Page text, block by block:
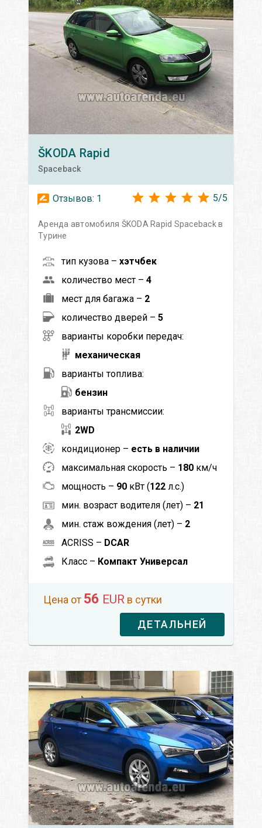
ŠKODA Rapid
Spaceback
Отзывов: 1 5/5
Аренда автомобиля ŠKODA Rapid Spaceback в
Турине
тип кузова – хэтчбек
количество мест – 4
мест для багажа – 2
количество дверей – 5
варианты коробки передач:
механическая
варианты топлива:
бензин
варианты трансмиссии:
2WD
кондиционер – есть в наличии
максимальная скорость – 180 км/ч
мощность – 90 кВт (122 л.с.)
мин. возраст водителя (лет) – 21
мин. стаж вождения (лет) – 2
ACRISS – DCAR
Класс – Компакт Универсал
Цена от 56 EUR в сутки
ДЕТАЛЬНЕЙ